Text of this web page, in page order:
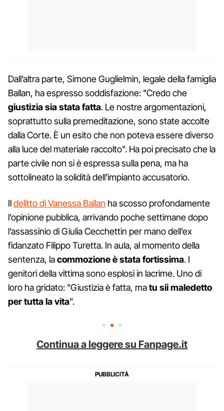
Dall’altra parte, Simone Guglielmin, legale della famiglia
Ballan, ha espresso soddisfazione: "Credo che
giustizia sia stata fatta. Le nostre argomentazioni,
soprattutto sulla premeditazione, sono state accolte
dalla Corte. È un esito che non poteva essere diverso
alla luce del materiale raccolto". Ha poi precisato che la
parte civile non si è espressa sulla pena, ma ha
sottolineato la solidità dell’impianto accusatorio.
Ildelitto di Vanessa Ballan ha scosso profondamente
l’opinione pubblica, arrivando poche settimane dopo
l’assassinio di Giulia Cecchettin per mano dell’ex
fidanzato Filippo Turetta. In aula, al momento della
sentenza, lacommozione è stata fortissima. I
genitori della vittima sono esplosi in lacrime. Uno di
loro ha gridato: "Giustizia è fatta, matu sii maledetto
per tutta la vita".
Continua a leggere su Fanpage.it